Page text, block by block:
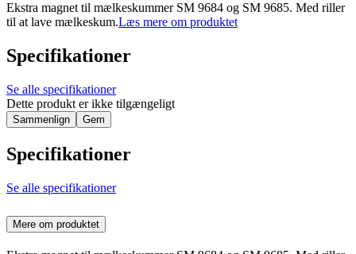
Ekstra magnet til mælkeskummer SM 9684 og SM 9685. Med riller
til at lave mælkeskum.Læs mere om produktet
Specifikationer
Se alle specifikationer
Dette produkt er ikke tilgængeligt
Sammenlign Gem
Specifikationer
Se alle specifikationer
Mere om produktet